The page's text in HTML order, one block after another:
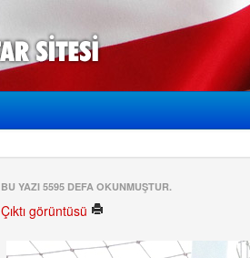
BU YAZI 5595 DEFA OKUNMUŞTUR.
Çıktı görüntüsü